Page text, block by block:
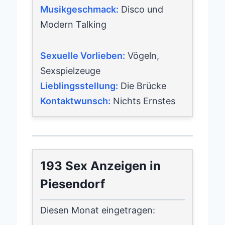
Musikgeschmack: Disco und
Modern Talking
Sexuelle Vorlieben: Vögeln,
Sexspielzeuge
Lieblingsstellung: Die Brücke
Kontaktwunsch: Nichts Ernstes
193 Sex Anzeigen in
Piesendorf
Diesen Monat eingetragen: